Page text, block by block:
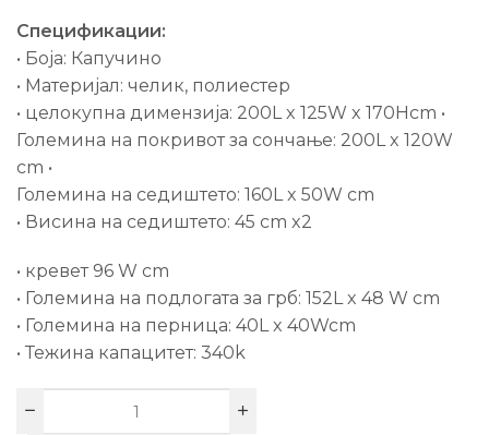
Спецификации:
• Боја: Капучино
• Материјал: челик, полиестер
• целокупна димензија: 200L x 125W x 170Hcm •
Големина на покривот за сончање: 200L x 120W
cm •
Големина на седиштето: 160L x 50W cm
• Висина на седиштето: 45 cm x2
• кревет 96 W cm
• Големина на подлогата за грб: 152L x 48 W cm
• Големина на перница: 40L x 40Wcm
• Тежина капацитет: 340k